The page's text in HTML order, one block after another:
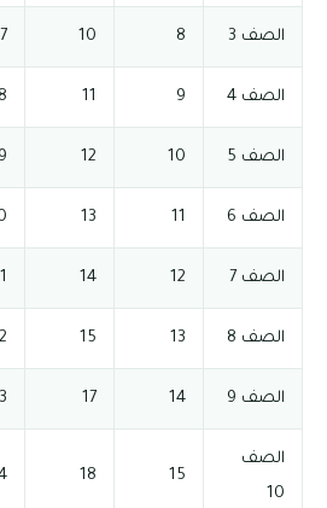
الصف 3 8
10
7
الصف 4 9
11
8
الصف 5 10
12
9
الصف 6 11
13
الصف 7 12
14
الصف 8 13
15
الصف 9 14
17
الصف
10
15
18